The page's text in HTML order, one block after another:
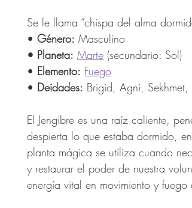
Se le llama “chispa del alma
• Género: Masculino
• Planeta: Marte (secundario: Sol)
• Elemento: Fuego
• Deidades: Brigid, Agni, Sekhmet,
El Jengibre es una raíz caliente,
despierta lo que estaba dormido,
planta mágica se utiliza cuando
y restaurar el poder de nuestra
energía vital en movimiento y